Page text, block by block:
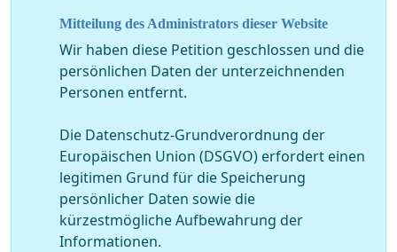
Mitteilung des Administrators dieser Website
Wir haben diese Petition geschlossen und die
persönlichen Daten der unterzeichnenden
Personen entfernt.
Die Datenschutz-Grundverordnung der
Europäischen Union (DSGVO) erfordert einen
legitimen Grund für die Speicherung
persönlicher Daten sowie die
kürzestmögliche Aufbewahrung der
Informationen.